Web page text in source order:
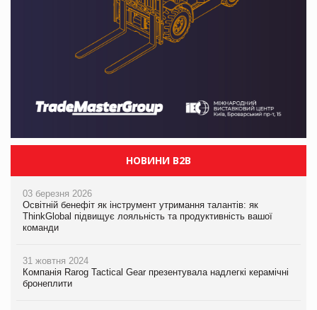
НОВИНИ B2B
03 березня 2026
Освітній бенефіт як інструмент утримання талантів: як
ThinkGlobal підвищує лояльність та продуктивність вашої
команди
31 жовтня 2024
Компанія Rarog Tactical Gear презентувала надлегкі керамічні
бронеплити